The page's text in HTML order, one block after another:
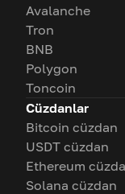
Avalanche
Tron
BNB
Polygon
Toncoin
Cüzdanlar
Bitcoin cüzdan
USDT cüzdan
Ethereum
Solana cüzdan